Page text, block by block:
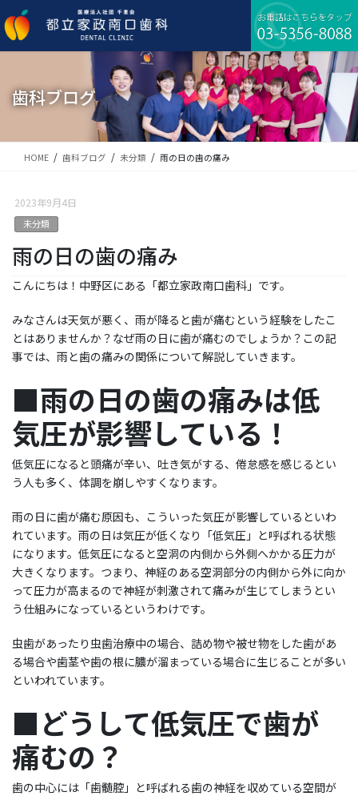
ン
テ
ビ
ゲ
移
歯科ブログ
HOME 歯科ブログ 未分類 雨の日の歯の痛み
2023年9月4日
未分類
雨の日の歯の痛み
こんにちは！中野区にある「都立家政南口歯科」です。
みなさんは天気が悪く、雨が降ると歯が痛むという経験をしたこ
とはありませんか？なぜ雨の日に歯が痛むのでしょうか？この記
事では、雨と歯の痛みの関係について解説していきます。
■雨の日の歯の痛みは低
気圧が影響している！
低気圧になると頭痛が辛い、吐き気がする、倦怠感を感じるとい
う人も多く、体調を崩しやすくなります。
雨の日に歯が痛む原因も、こういった気圧が影響しているといわ
れています。雨の日は気圧が低くなり「低気圧」と呼ばれる状態
になります。低気圧になると空洞の内側から外側へかかる圧力が
大きくなります。つまり、神経のある空洞部分の内側から外に向か
って圧力が高まるので神経が刺激されて痛みが生じてしまうとい
う仕組みになっているというわけです。
虫歯があったり虫歯治療中の場合、詰め物や被せ物をした歯があ
る場合や歯茎や歯の根に膿が溜まっている場合に生じることが多い
といわれています。
■どうして低気圧で歯が
痛むの？
歯の中心には「歯髄腔」と呼ばれる歯の神経を収めている空間が